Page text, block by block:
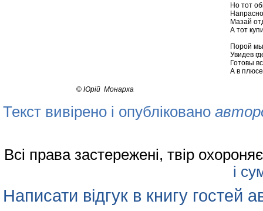
Но тот
Мазай
А тот
Порой
Увидев
Готовы
А в плюсе
© Юрій Монарха
Текст вивірено і опубліковано
Всі права застережені, твір
і
Написати відгук в книгу гостей